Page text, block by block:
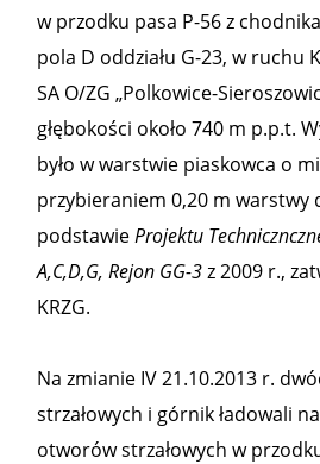
w przodku pasa P-56 z
pola D oddziału G-23, w ruchu
SA O/ZG „Polkowice-
głębokości około 740 m p.p.t.
było w warstwie piaskowca o
przybieraniem 0,20 m warstwy
podstawieProjektu
A,C,D,G, Rejon GG-3z 2009 r.,
KRZG.
Na zmianie IV 21.10.2013 r.
strzałowych i górnik ładowali
otworów strzałowych w